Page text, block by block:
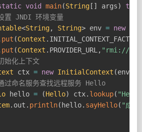
void main(String[ ] args)
JNDI 环境变量
<String, String> env = new
put (Context . INITIAL_CONTEXT_FACTORY
put (Context . PROVIDER_URL, "rmi://
化上下文
ctx = new InitialContext (env)
命名服务查找远程服务 Hello
hello = (Hello) ctx. lookup(
. out . println( hello. sayHello( "成功